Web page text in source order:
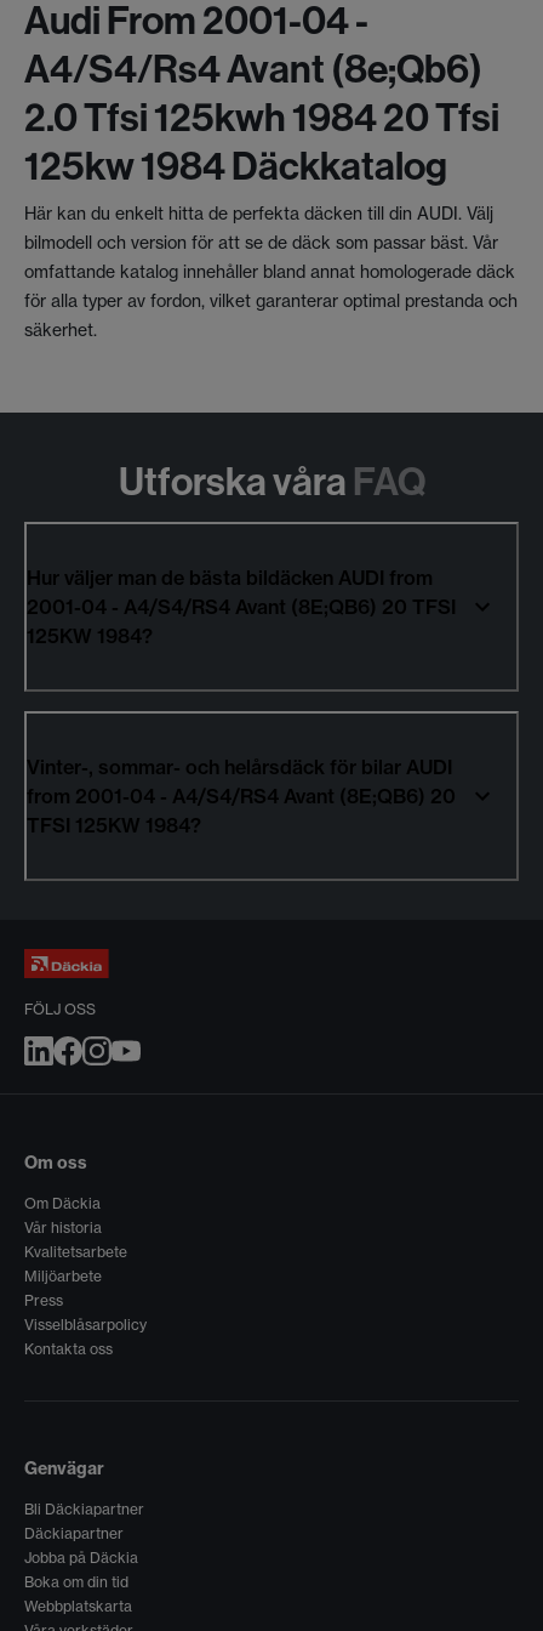
Audi From 2001-04 -
A4/s4/rs4 Avant (8e;qb6)
2.0 Tfsi 125kwh 1984 20 Tfsi
125kw 1984 Däckkatalog
Här kan du enkelt hitta de perfekta däcken till din AUDI. Välj
bilmodell och version för att se de däck som passar bäst. Vår
omfattande katalog innehåller bland annat homologerade däck
för alla typer av fordon, vilket garanterar optimal prestanda och
säkerhet.
Utforska våra FAQ
Hur väljer man de bästa bildäcken AUDI from
2001-04 - A4/S4/RS4 Avant (8E;QB6) 20 TFSI
125KW 1984?
Vinter-, sommar- och helårsdäck för bilar AUDI
from 2001-04 - A4/S4/RS4 Avant (8E;QB6) 20
TFSI 125KW 1984?
FÖLJ OSS
Om oss
Om Däckia
Vår historia
Kvalitetsarbete
Miljöarbete
Press
Visselblåsarpolicy
Kontakta oss
Genvägar
Bli Däckiapartner
Däckiapartner
Jobba på Däckia
Boka om din tid
Webbplatskarta